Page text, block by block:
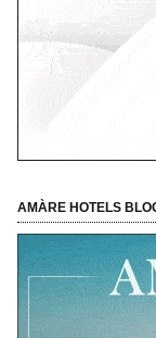
AMÀRE HOTELS